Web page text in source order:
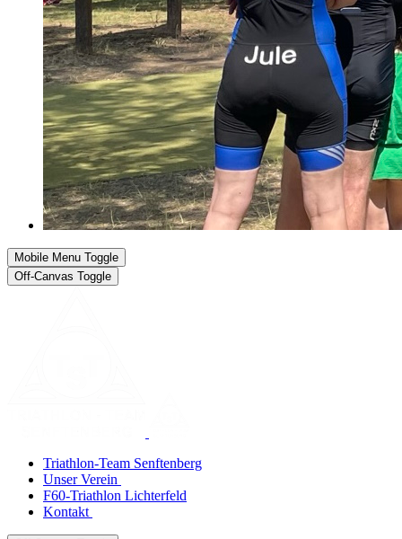
Mobile Menu Toggle
Off-Canvas Toggle
Triathlon-Team Senftenberg
Unser Verein
F60-Triathlon Lichterfeld
Kontakt